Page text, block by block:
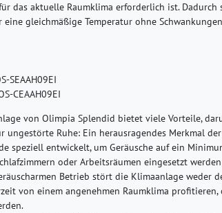
das aktuelle Raumklima erforderlich ist.
gleichmäßige Temperatur ohne
SEAAH09EI
CEAAH09EI
von Olimpia Splendid bietet viele Vorteile,
ungestörte Ruhe: Ein herausragendes Merkmal
speziell entwickelt, um Geräusche auf ein
oder Arbeitsräumen eingesetzt
Betrieb stört die Klimaanlage weder
von einem angenehmen Raumklima